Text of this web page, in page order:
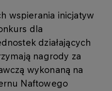
wspierania inicjatyw
dla
działających
nagrody za
wykonaną na
Naftowego